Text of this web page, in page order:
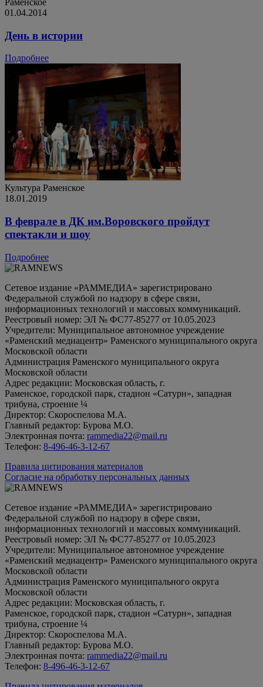
01.04.2014
День в истории
Подробнее
Культура Раменское
18.01.2019
В феврале в ДК им.Воровского пройдут
спектакли и шоу
Подробнее
Сетевое издание «РАММЕДИА» зарегистрировано
Федеральной службой по надзору в сфере связи,
информационных технологий и массовых коммуникаций.
Реестровый номер: ЭЛ № ФС77-85277 от 10.05.2023
Учредители: Муниципальное автономное учреждение
«Раменский медиацентр» Раменского муниципального округа
Московской области
Администрация Раменского муниципального округа
Московской области
Адрес редакции: Московская область, г.
Раменское, городской парк, стадион «Сатурн», западная
трибуна, строение ¼
Директор: Скороспелова М.А.
Главный редактор: Бурова М.О.
Электронная почта: rammedia22@mail.ru
Телефон: 8-496-46-3-12-67
Правила цитирования материалов
Согласие на обработку персональных данных
Сетевое издание «РАММЕДИА» зарегистрировано
Федеральной службой по надзору в сфере связи,
информационных технологий и массовых коммуникаций.
Реестровый номер: ЭЛ № ФС77-85277 от 10.05.2023
Учредители: Муниципальное автономное учреждение
«Раменский медиацентр» Раменского муниципального округа
Московской области
Администрация Раменского муниципального округа
Московской области
Адрес редакции: Московская область, г.
Раменское, городской парк, стадион «Сатурн», западная
трибуна, строение ¼
Директор: Скороспелова М.А.
Главный редактор: Бурова М.О.
Электронная почта: rammedia22@mail.ru
Телефон: 8-496-46-3-12-67